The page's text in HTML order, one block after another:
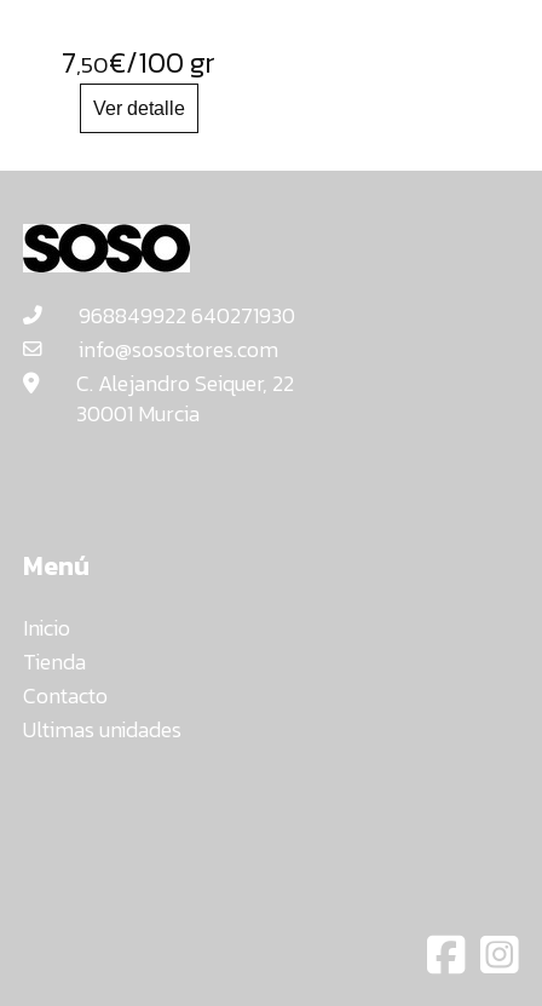
7,50€/100 gr
968849922 640271930
info@sosostores.com
C. Alejandro Seiquer, 22
30001 Murcia
Menú
Inicio
Tienda
Contacto
Ultimas unidades